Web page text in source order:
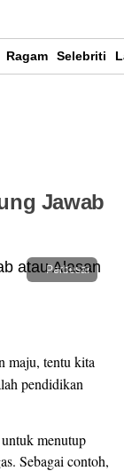
Ragam Selebriti
Jawab
Perbesar
maju, tentu kita
pendidikan
menutup
Sebagai contoh,